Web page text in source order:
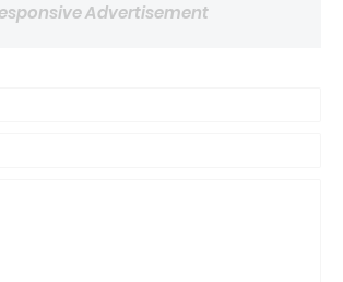
Advertisement